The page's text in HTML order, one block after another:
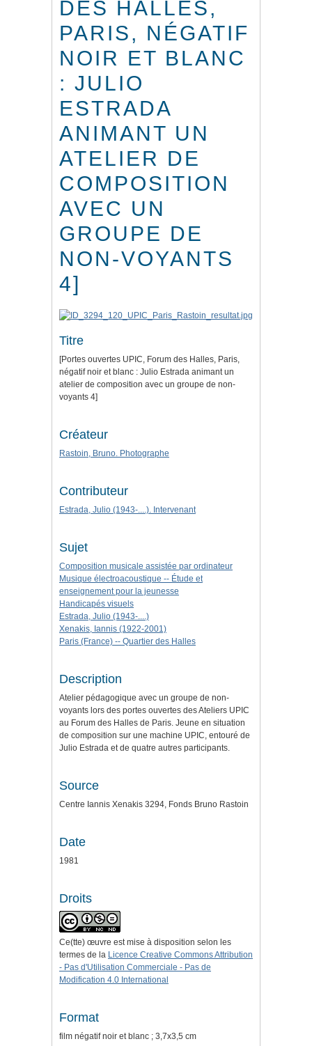
DES HALLES,
PARIS, NÉGATIF
NOIR ET BLANC
: JULIO
ESTRADA
ANIMANT UN
ATELIER DE
COMPOSITION
AVEC UN
GROUPE DE
NON-VOYANTS
4]
Titre
[Portes ouvertes UPIC, Forum des Halles, Paris,
négatif noir et blanc : Julio Estrada animant un
atelier de composition avec un groupe de non-
voyants 4]
Créateur
Rastoin, Bruno. Photographe
Contributeur
Estrada, Julio (1943-....). Intervenant
Sujet
Composition musicale assistée par ordinateur
Musique électroacoustique -- Étude et
enseignement pour la jeunesse
Handicapés visuels
Estrada, Julio (1943-....)
Xenakis, Iannis (1922-2001)
Paris (France) -- Quartier des Halles
Description
Atelier pédagogique avec un groupe de non-
voyants lors des portes ouvertes des Ateliers UPIC
au Forum des Halles de Paris. Jeune en situation
de composition sur une machine UPIC, entouré de
Julio Estrada et de quatre autres participants.
Source
Centre Iannis Xenakis 3294, Fonds Bruno Rastoin
Date
1981
Droits
Ce(tte) œuvre est mise à disposition selon les
termes de la Licence Creative Commons Attribution
- Pas d'Utilisation Commerciale - Pas de
Modification 4.0 International
Format
film négatif noir et blanc ; 3,7x3,5 cm